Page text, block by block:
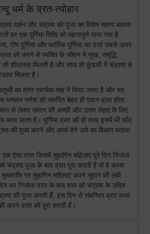
धर्म के व्रत-त्योहार
दर्शन और चंद्रमा की पूजा का विशेष महत्व बताया
हर एक पूर्णिमा तिथि को महत्वपूर्ण माना गया है
पौष पूर्णिमा और कार्तिक पूर्णिमा का दर्जा सबसे ऊपर
व्रत को करने से व्यक्ति के जीवन में सुख, समृद्धि,
सी शीतलता मिलती है और साथ ही कुंडली में चंद्रमा से
मिलता है।
का व्रत प्रत्येक माह में किया जाता है और यह
भगवान गणेश को समर्पित बेहद ही पावन व्रत होता
से लेकर संतान की अच्छी और उत्तम सेहत के लिए
जाता है। पूर्णिमा व्रत की ही तरह इसमें भी चाँद
की पूजा करने और अर्घ्य देने उसे का विधान बताया
एक ऐसा व्रत जिसमें सुहागिन महिलाएं पूरे दिन निर्जला
चंद्रमा पूजा के बाद व्रत पूरा करती हैं वो है करवा
पर सुहागिन महिलाएं अपने सुहाग की लंबी
भर निर्जला व्रत के बाद शाम को चंद्रमा के उदित
की पूजा करती हैं, इस दिन से संबन्धित व्रत कथा
अपने व्रत को पूरा करती हैं।